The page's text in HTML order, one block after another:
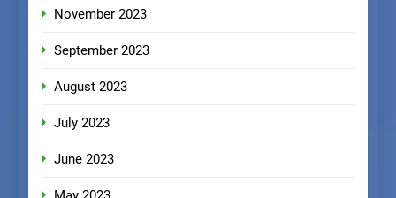
November 2023
September 2023
August 2023
July 2023
June 2023